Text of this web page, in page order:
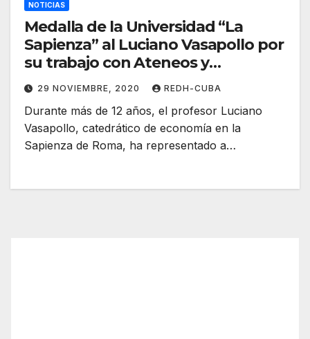
NOTICIAS
Medalla de la Universidad “La
Sapienza” al Luciano Vasapollo por
su trabajo con Ateneos y
instituciones de América Latina y
el Caribe
29 NOVIEMBRE, 2020 REDH-CUBA
Durante más de 12 años, el profesor Luciano
Vasapollo, catedrático de economía en la
Sapienza de Roma, ha representado a…